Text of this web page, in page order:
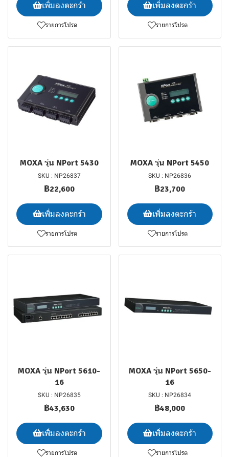
เพิ่มลงตะกร้า
รายการโปรด
เพิ่มลงตะกร้า
รายการโปรด
MOXA รุ่น NPort 5430
SKU : NP26837
฿22,600
เพิ่มลงตะกร้า
รายการโปรด
MOXA รุ่น NPort 5450
SKU : NP26836
฿23,700
เพิ่มลงตะกร้า
รายการโปรด
MOXA รุ่น NPort 5610-
16
SKU : NP26835
฿43,630
เพิ่มลงตะกร้า
รายการโปรด
MOXA รุ่น NPort 5650-
16
SKU : NP26834
฿48,000
เพิ่มลงตะกร้า
รายการโปรด